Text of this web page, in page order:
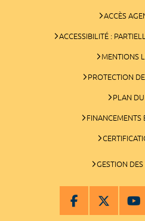
ACCÈS
ACCESSIBILITÉ :
MENTIONS
PROTECTION
PLAN DU
FINANCEMENTS
GESTION